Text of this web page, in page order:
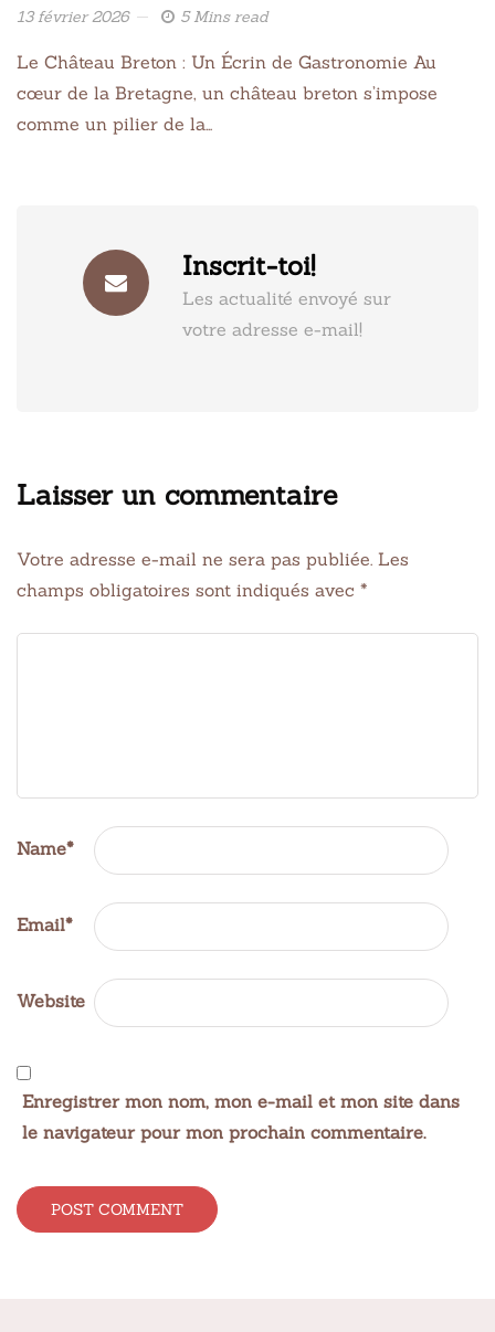
13 février 2026 5 Mins read
Le Château Breton : Un Écrin de Gastronomie Au
cœur de la Bretagne, un château breton s’impose
comme un pilier de la…
Inscrit-toi!
Les actualité envoyé sur
votre adresse e-mail!
Laisser un commentaire
Votre adresse e-mail ne sera pas publiée. Les
champs obligatoires sont indiqués avec *
Name*
Email*
Website
Enregistrer mon nom, mon e-mail et mon site dans
le navigateur pour mon prochain commentaire.